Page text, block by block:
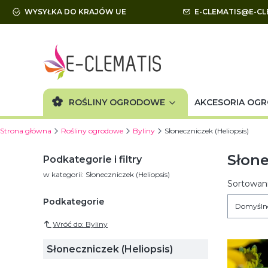
WYSYŁKA DO KRAJÓW UE E-CLEMATIS@E-
ROŚLINY OGRODOWE AKCESORIA
Strona główna Rośliny ogrodowe Byliny Słoneczniczek (Heliopsis)
Podkategorie i filtry
w kategorii: Słoneczniczek (Heliopsis)
Podkategorie
Wróć do: Byliny
Słoneczniczek (Heliopsis)
Lista